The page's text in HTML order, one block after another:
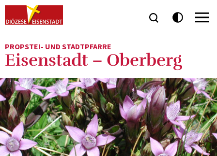
PROPSTEI- UND STADTPFARRE
Eisenstadt – Oberberg